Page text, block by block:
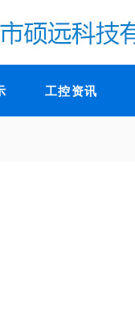
工控资讯